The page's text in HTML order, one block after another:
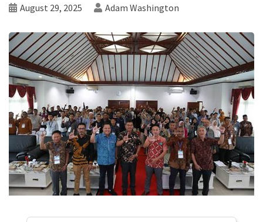
August 29, 2025 Adam Washington